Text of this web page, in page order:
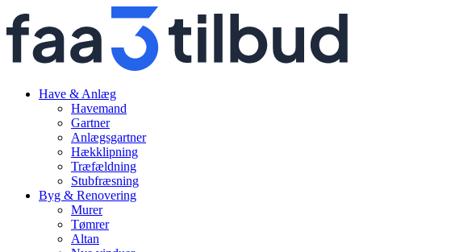
Have & Anlæg
Havemand
Gartner
Anlægsgartner
Hækklipning
Træfældning
Stubfræsning
Byg & Renovering
Murer
Tømrer
Altan